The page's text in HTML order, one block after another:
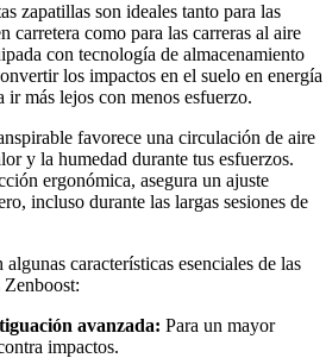
zapatillas son ideales tanto para las
carretera como para las carreras al aire
con tecnología de almacenamiento
los impactos en el suelo en energía
más lejos con menos esfuerzo.
favorece una circulación de aire
y la humedad durante tus esfuerzos.
ergonómica, asegura un ajuste
incluso durante las largas sesiones de
características esenciales de las
avanzada: Para un mayor
impactos.